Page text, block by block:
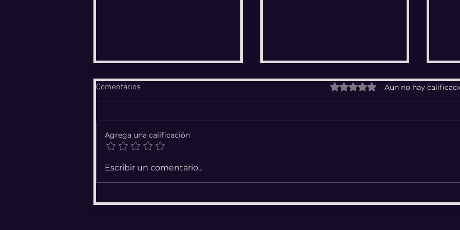
AMOR
Comentarios Obtuvo 0 de 5 estrellas.
Aún no hay
Agrega una calificación
Escribir un comentario...